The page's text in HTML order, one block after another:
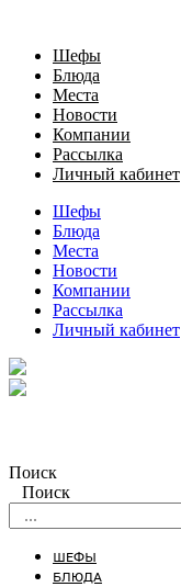
Шефы
Блюда
Места
Новости
Компании
Рассылка
Личный кабинет
Шефы
Блюда
Места
Новости
Компании
Рассылка
Личный кабинет
Поиск
Поиск
ШЕФЫ
БЛЮДА